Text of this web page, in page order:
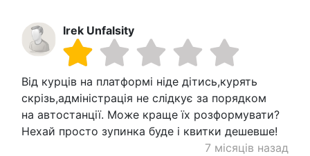
Irek Unfalsity
Від курців на платформі ніде дітись,курять
скрізь,адміністрація не слідкує за порядком
на автостанції. Може краще їх розформувати?
Нехай просто зупинка буде і квитки дешевше!
7 місяців назад